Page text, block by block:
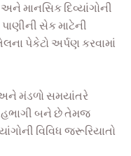
માનસિક દિવ્યાંગોની
પાણીની સેક માટેની
પેકેટો અર્પણ કરવામાં
મંડળો સમયાંતરે
બને છે તેમજ
વિવિધ જરૂરિયાતો